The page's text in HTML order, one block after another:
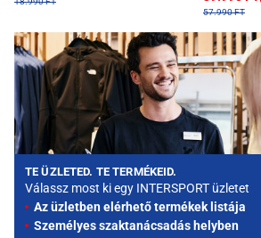
57.990 FT
TE ÜZLETED. TE TERMÉKEID.
Válassz most ki egy INTERSPORT üzletet
Az üzletben elérhető termékek listája
Személyes szaktanácsadás helyben